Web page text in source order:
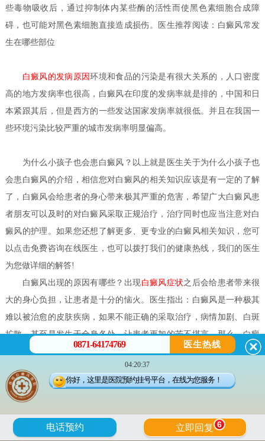
些毒物吸收后，通过抑制体内某些酶的活性而使黑色素细胞合成障
碍，也可能对黑色素细胞直接造成损伤。医生推荐阅读：白癜风常发
生在哪些部位
白癜风的发病原因环境和食品的污染是有很大关系的，人口密度
高的地方发病率也很高，白癜风在印度的发病率就是排的，中国和日
本紧跟其后，但是西方的一些发达国家发病率就很低。并且在我国一
些环境污染比较严重的城市发病率明显偏高。
为什么小孩子也会患白癜风？ 以上就是医生关于为什么小孩子也
会患白癜风的介绍，相信您对白癜风的相关知识应该是有一定的了解
了，白癜风会给患者的身心带来极其严重的危害，希望广大白癜风患
者朋友可以及时的对白癜风采取正规治疗，治疗同时也应当注意对白
癜风的护理。如果您还想了解更多、更专业的白癜风相关知识，您可
以点击免费咨询在线医生，也可以拨打我们的健康热线，我们的医生
为您做详细的解答!
白癜风出现的原因有哪些？ 出现白癜风症状之后会给患者带来很
大的身心负担，让患者是十分的恼火。医生指出：白癜风是一种极其
难以被治愈的皮肤疾病，如果不能正确的采取治疗，病情加剧、白斑
扩散，甚至是发生于全身各处，让患者更加的苦不堪言。那么，白癜
风出现的原因有哪些？
白癜风出现的原因有哪些？
1、黑色素细胞自毁因素：酪氨酸、铜离子相对缺乏因素说黑色素
的产生过程是一个复杂的生物化学过程。而多巴既是黑色素又是肾上
腺素的前身，均来源于酪氨酸，经酪氨酸氧化而成。当精神紧张时会
0871-64174769 医生热线
04:20:37
你好，这里是医院预约挂号平台，在线为您服务！
电话预约 立即回复 6